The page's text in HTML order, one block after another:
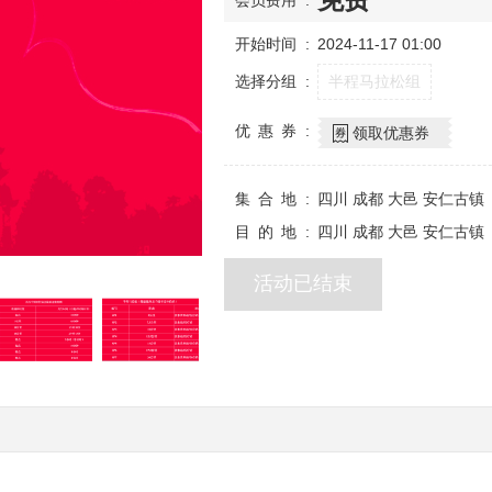
开始时间 2024-11-17 01:00
选择分组 半程马拉松组
优惠券 领取优惠券
集合地
四川 成都 大邑 安仁古镇
目的地
四川 成都 大邑 安仁古镇
活动已结束